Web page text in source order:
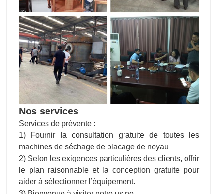
Nos services
Services de prévente :
1) Fournir la consultation gratuite de toutes les
machines de séchage de placage de noyau
2) Selon les exigences particulières des clients, offrir
le plan raisonnable et la conception gratuite pour
aider à sélectionner l’équipement.
3) Bienvenue à visiter notre usine
Services pendant les ventes:
1) Inspectez la machine avant de quitter l’usine.
2) Installer et déboguer l’équipement à l’étranger
3) Former l’opérateur de première ligne.
Services après-vente :
1) Service en ligne 24 heures sur 24